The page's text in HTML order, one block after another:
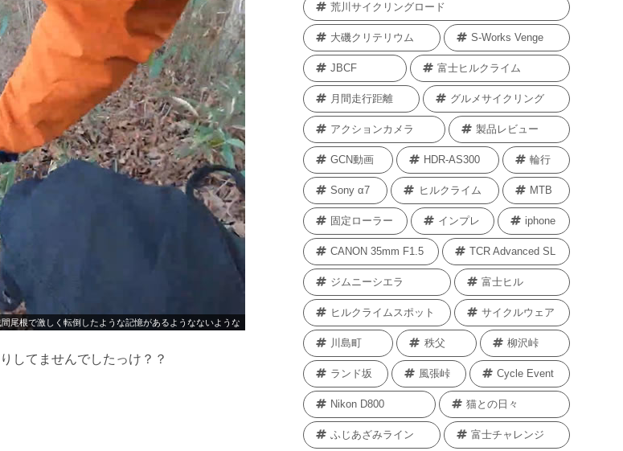
間尾根で激しく転倒したような記憶があるようなないような
してませんでしたっけ？？
荒川サイクリングロード
大磯クリテリウム S-Works Venge
JBCF 富士ヒルクライム
月間走行距離 グルメサイクリング
アクションカメラ 製品レビュー
GCN動画 HDR-AS300 輪行
Sony α7 ヒルクライム MTB
固定ローラー インプレ iphone
CANON 35mm F1.5 TCR Advanced SL
ジムニーシエラ 富士ヒル
ヒルクライムスポット サイクルウェア
川島町 秩父 柳沢峠
ランド坂 風張峠 Cycle Event
Nikon D800 猫との日々
ふじあざみライン 富士チャレンジ